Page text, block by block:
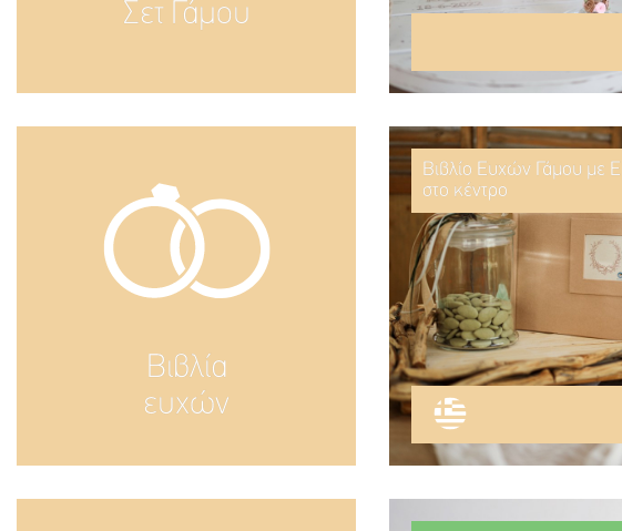
Σετ Γάμου
Βιβλία
ευχών
Βιβλίο Ευχών Γάμου με
στο κέντρο